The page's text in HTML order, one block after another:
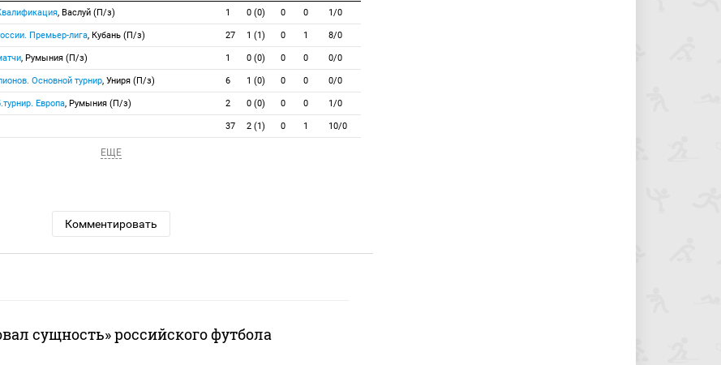
, Васлуй (П/з) 1 0 (0) 0 0 1/0
Премьер-лига, Кубань (П/з) 27 1 (1) 0 1 8/0
, Румыния (П/з) 1 0 (0) 0 0 0/0
Основной турнир, Униря (П/з) 6 1 (0) 0 0 0/0
Европа, Румыния (П/з) 2 0 (0) 0 0 1/0
37 2 (1) 0 1 10/0
ЕЩЕ
Комментировать
сущность» российского футбола